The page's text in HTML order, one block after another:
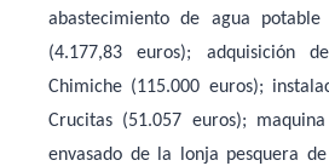
abastecimiento de agua
(4.177,83 euros); adquisición
Chimiche (115.000 euros);
Crucitas (51.057 euros);
envasado de la lonja pesquera